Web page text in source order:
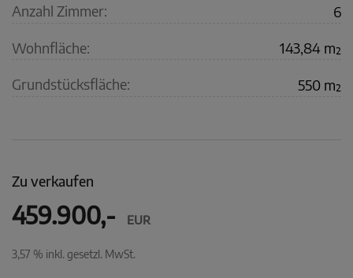
Anzahl Zimmer: 6
Wohnfläche: 143,84 m²
Grundstücksfläche: 550 m²
Zu verkaufen
459.900,- EUR
3,57 % inkl. gesetzl. MwSt.